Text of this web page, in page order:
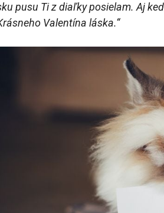
pusu Ti z diaľky posielam. Aj
Valentína láska.“